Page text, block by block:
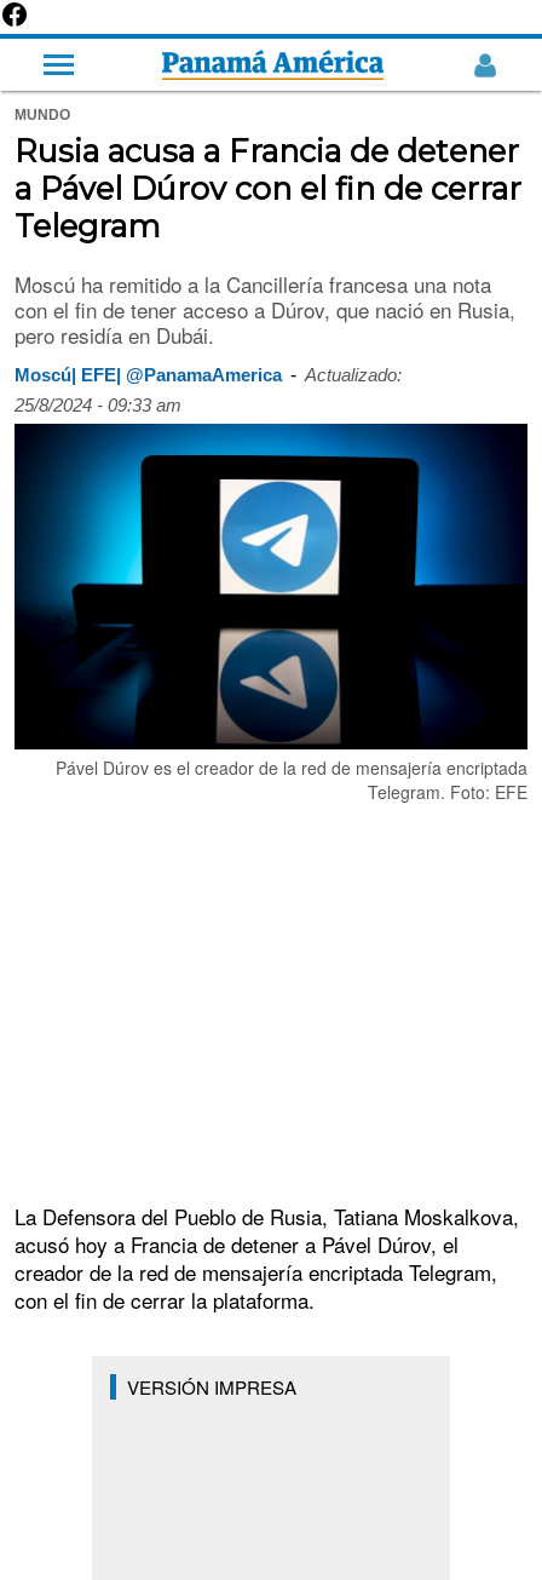
MUNDO
Rusia acusa a Francia de detener
a Pável Dúrov con el fin de cerrar
Telegram
Moscú ha remitido a la Cancillería francesa una nota
con el fin de tener acceso a Dúrov, que nació en Rusia,
pero residía en Dubái.
Moscú| EFE| @PanamaAmerica - Actualizado:
25/8/2024 - 09:33 am
Pável Dúrov es el creador de la red de mensajería encriptada
Telegram. Foto: EFE
La Defensora del Pueblo de Rusia, Tatiana Moskalkova,
acusó hoy a Francia de detener a Pável Dúrov, el
creador de la red de mensajería encriptada Telegram,
con el fin de cerrar la plataforma.
VERSIÓN IMPRESA